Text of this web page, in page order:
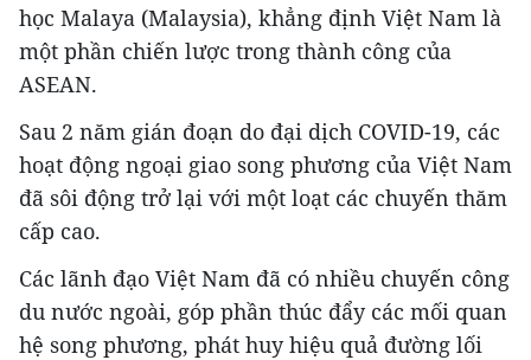
học Malaya (Malaysia), khẳng định Việt Nam là
một phần chiến lược trong thành công của
ASEAN.
Sau 2 năm gián đoạn do đại dịch COVID-19, các
hoạt động ngoại giao song phương của Việt Nam
đã sôi động trở lại với một loạt các chuyến thăm
cấp cao.
Các lãnh đạo Việt Nam đã có nhiều chuyến công
du nước ngoài, góp phần thúc đẩy các mối quan
hệ song phương, phát huy hiệu quả đường lối